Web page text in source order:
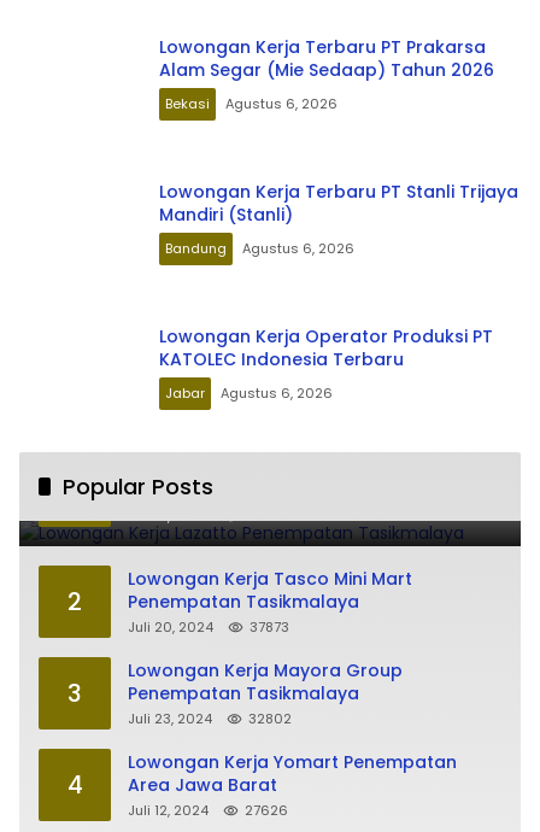
Lowongan Kerja Terbaru PT Prakarsa
Alam Segar (Mie Sedaap) Tahun 2026
Bekasi Agustus 6, 2026
Lowongan Kerja Terbaru PT Stanli Trijaya
Mandiri (Stanli)
Bandung Agustus 6, 2026
Lowongan Kerja Operator Produksi PT
KATOLEC Indonesia Terbaru
Jabar Agustus 6, 2026
Popular Posts
1
Tasikmalaya
2
Lowongan Kerja Tasco Mini Mart
Penempatan Tasikmalaya
Juli 20, 2024 37873
3
Lowongan Kerja Mayora Group
Penempatan Tasikmalaya
Juli 23, 2024 32802
4
Lowongan Kerja Yomart Penempatan
Area Jawa Barat
Juli 12, 2024 27626